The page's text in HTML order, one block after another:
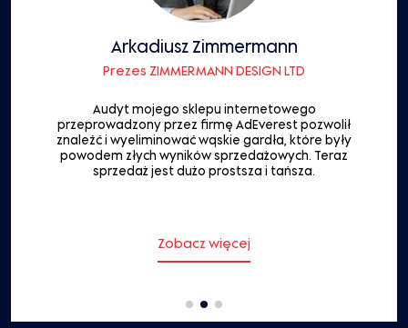
Arkadiusz Zimmermann
Prezes ZIMMERMANN DESIGN LTD
Audyt mojego sklepu internetowego
przeprowadzony przez firmę AdEverest pozwolił
znaleźć i wyeliminować wąskie gardła, które były
powodem złych wyników sprzedażowych. Teraz
sprzedaż jest dużo prostsza i tańsza.
Zobacz więcej